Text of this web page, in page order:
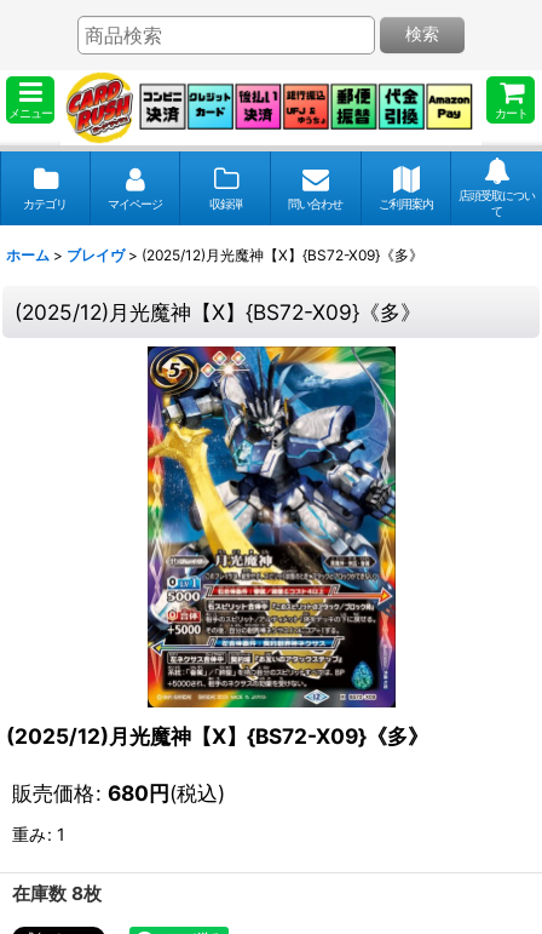
メニュー カート
検索
カテゴリ マイページ 収録弾 問い合わせ ご利用案内
店頭受取につい
て
ホーム > ブレイヴ > (2025/12)月光魔神【X】{BS72-X09}《多》
(2025/12)月光魔神【X】{BS72-X09}《多》
(2025/12)月光魔神【X】{BS72-X09}《多》
販売価格: 680円(税込)
重み: 1
在庫数 8枚